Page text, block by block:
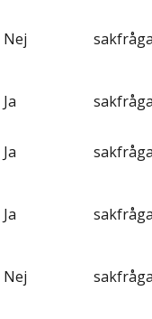
Nej
Ja
Ja
Ja
Nej